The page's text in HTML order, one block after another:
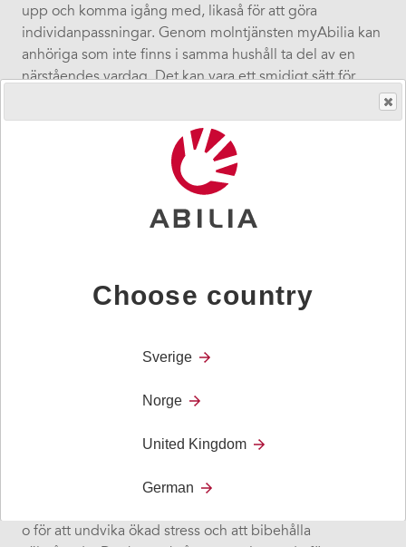
upp och komma igång med, likaså för att göra
individanpassningar. Genom molntjänsten myAbilia kan
anhöriga som inte finns i samma hushåll ta del av en
närståendes vardag. Det kan vara ett smidigt sätt för
minska sin oro och känna trygghet.”
Abilia och legitimerad arbetsterapeut säger: ”CARY
på sin kalender och kunnat orientera sig i tid men som
annan sjukdom. En jämn dygnsrytm med god sömn på
o för att undvika ökad stress och att bibehålla
Choose country
Sverige
Norge
United Kingdom
German